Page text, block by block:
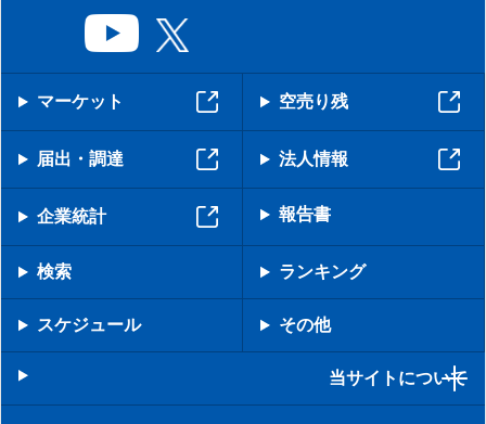
マーケット 空売り残
届出・調達 法人情報
企業統計 報告書
検索 ランキング
スケジュール その他
当サイトについて